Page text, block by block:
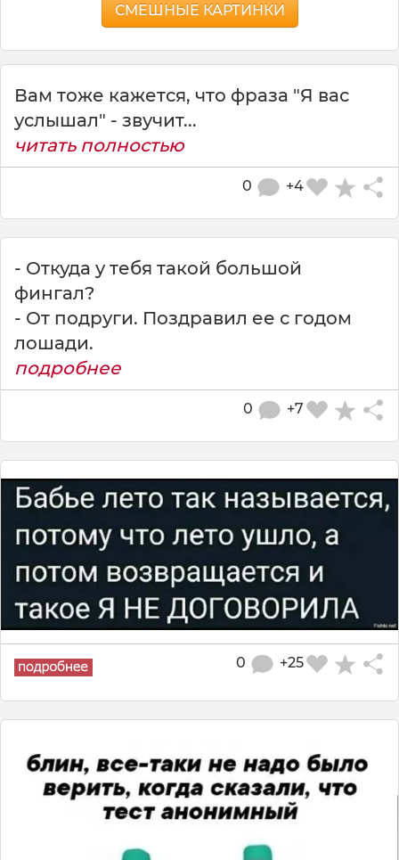
СМЕШНЫЕ КАРТИНКИ
Вам тоже кажется, что фраза "Я вас
услышал" - звучит...
читать полностью
+4
0
- Откуда у тебя такой большой
фингал?
- От подруги. Поздравил ее с годом
лошади.
подробнее
+7
0
+25
0